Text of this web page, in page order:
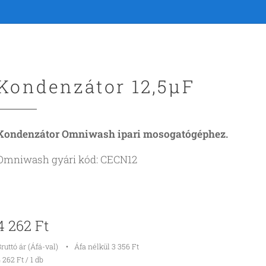
12,5µF
Omniwash ipari mosogatógéphez.
gyári kód: CECN12
262 Ft
ár (Áfá-val)
Áfa nélkül 3 356 Ft
262 Ft / 1 db